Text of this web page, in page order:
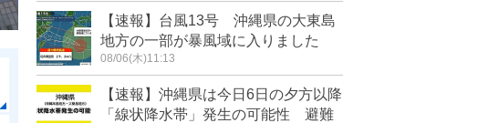
【速報】台風13号 沖縄県の大東島
地方の一部が暴風域に入りました
08/06(木)11:13
【速報】沖縄県は今日6日の夕方以降
「線状降水帯」発生の可能性 避難